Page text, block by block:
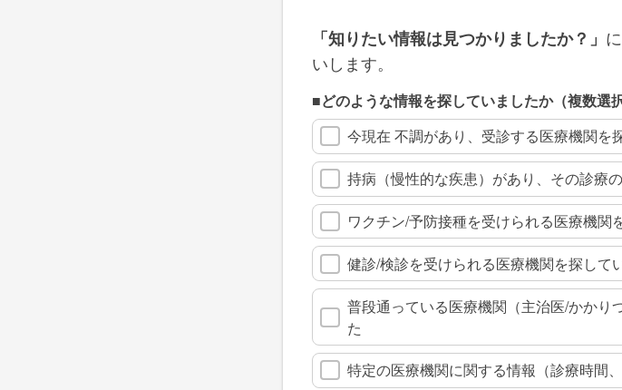
「知りたい情報は見つかりましたか？」 に
いします。
■どのような情報を探していましたか（複数選
今現在 不調があり、受診する医療機関を
持病（慢性的な疾患）があり、その診療
ワクチン/予防接種を受けられる医療機関
健診/検診を受けられる医療機関を探して
普段通っている医療機関（主治医/かかり
た
特定の医療機関に関する情報（診療時間